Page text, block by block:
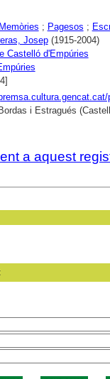
Memòries ; Pagesos ;
Josep(1915-2004)
Castelló d'Empúries
i Estragués
a aquest